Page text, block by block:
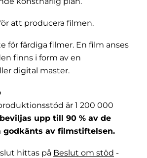
att producera filmen.
för färdiga filmer. En film anses
finns i form av en
digital master.
är 1 200 000
upp till 90 % av de
godkänts av filmstiftelsen.
hittas på Beslut om stöd -